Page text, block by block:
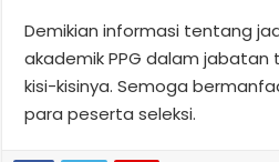
Demikian informasi tentang
akademik PPG dalam jabatan
kisi-kisinya. Semoga
para peserta seleksi.